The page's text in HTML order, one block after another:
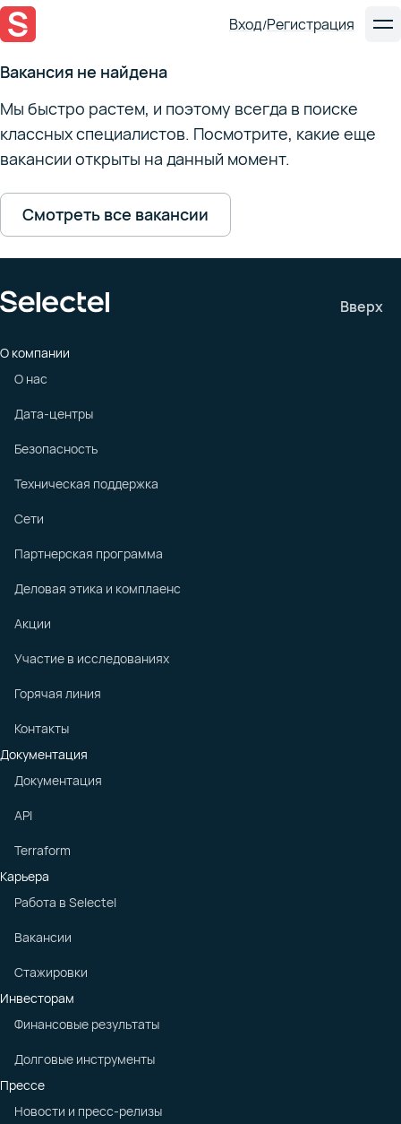
Вход/Регистрация
Вакансия не найдена
Мы быстро растем, и поэтому всегда в поиске
классных специалистов. Посмотрите, какие еще
вакансии открыты на данный момент.
Смотреть все вакансии
Вверх
О компании
О нас
Дата-центры
Безопасность
Техническая поддержка
Сети
Партнерская программа
Деловая этика и комплаенс
Акции
Участие в исследованиях
Горячая линия
Контакты
Документация
Документация
API
Terraform
Карьера
Работа в Selectel
Вакансии
Стажировки
Инвесторам
Финансовые результаты
Долговые инструменты
Прессе
Новости и пресс-релизы